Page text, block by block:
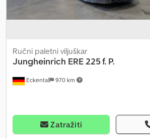
Eckental 970 km
Ručni paletni viljuškar
Jungheinrich ERE 225 f. P.
Zatražiti